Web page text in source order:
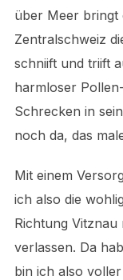
über Meer bringt
Zentralschweiz
schniift und triift
harmloser
Schrecken in
noch da, das
Mit einem
ich also die
Richtung Vitznau
verlassen. Da
bin ich also